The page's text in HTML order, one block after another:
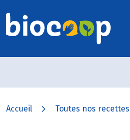
Accueil Toutes nos recettes